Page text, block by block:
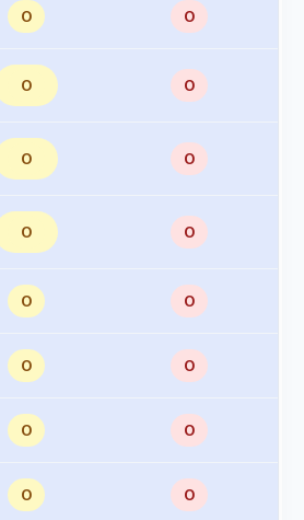
0 0
0 0
0 0
0 0
0 0
0 0
0 0
0 0